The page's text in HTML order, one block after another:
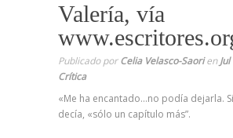
Valería, vía
Publicado porCelia Velasco-Saorien
Crítica
«Me ha encantado…no podía dejarla.
decía, «sólo un capítulo más”.